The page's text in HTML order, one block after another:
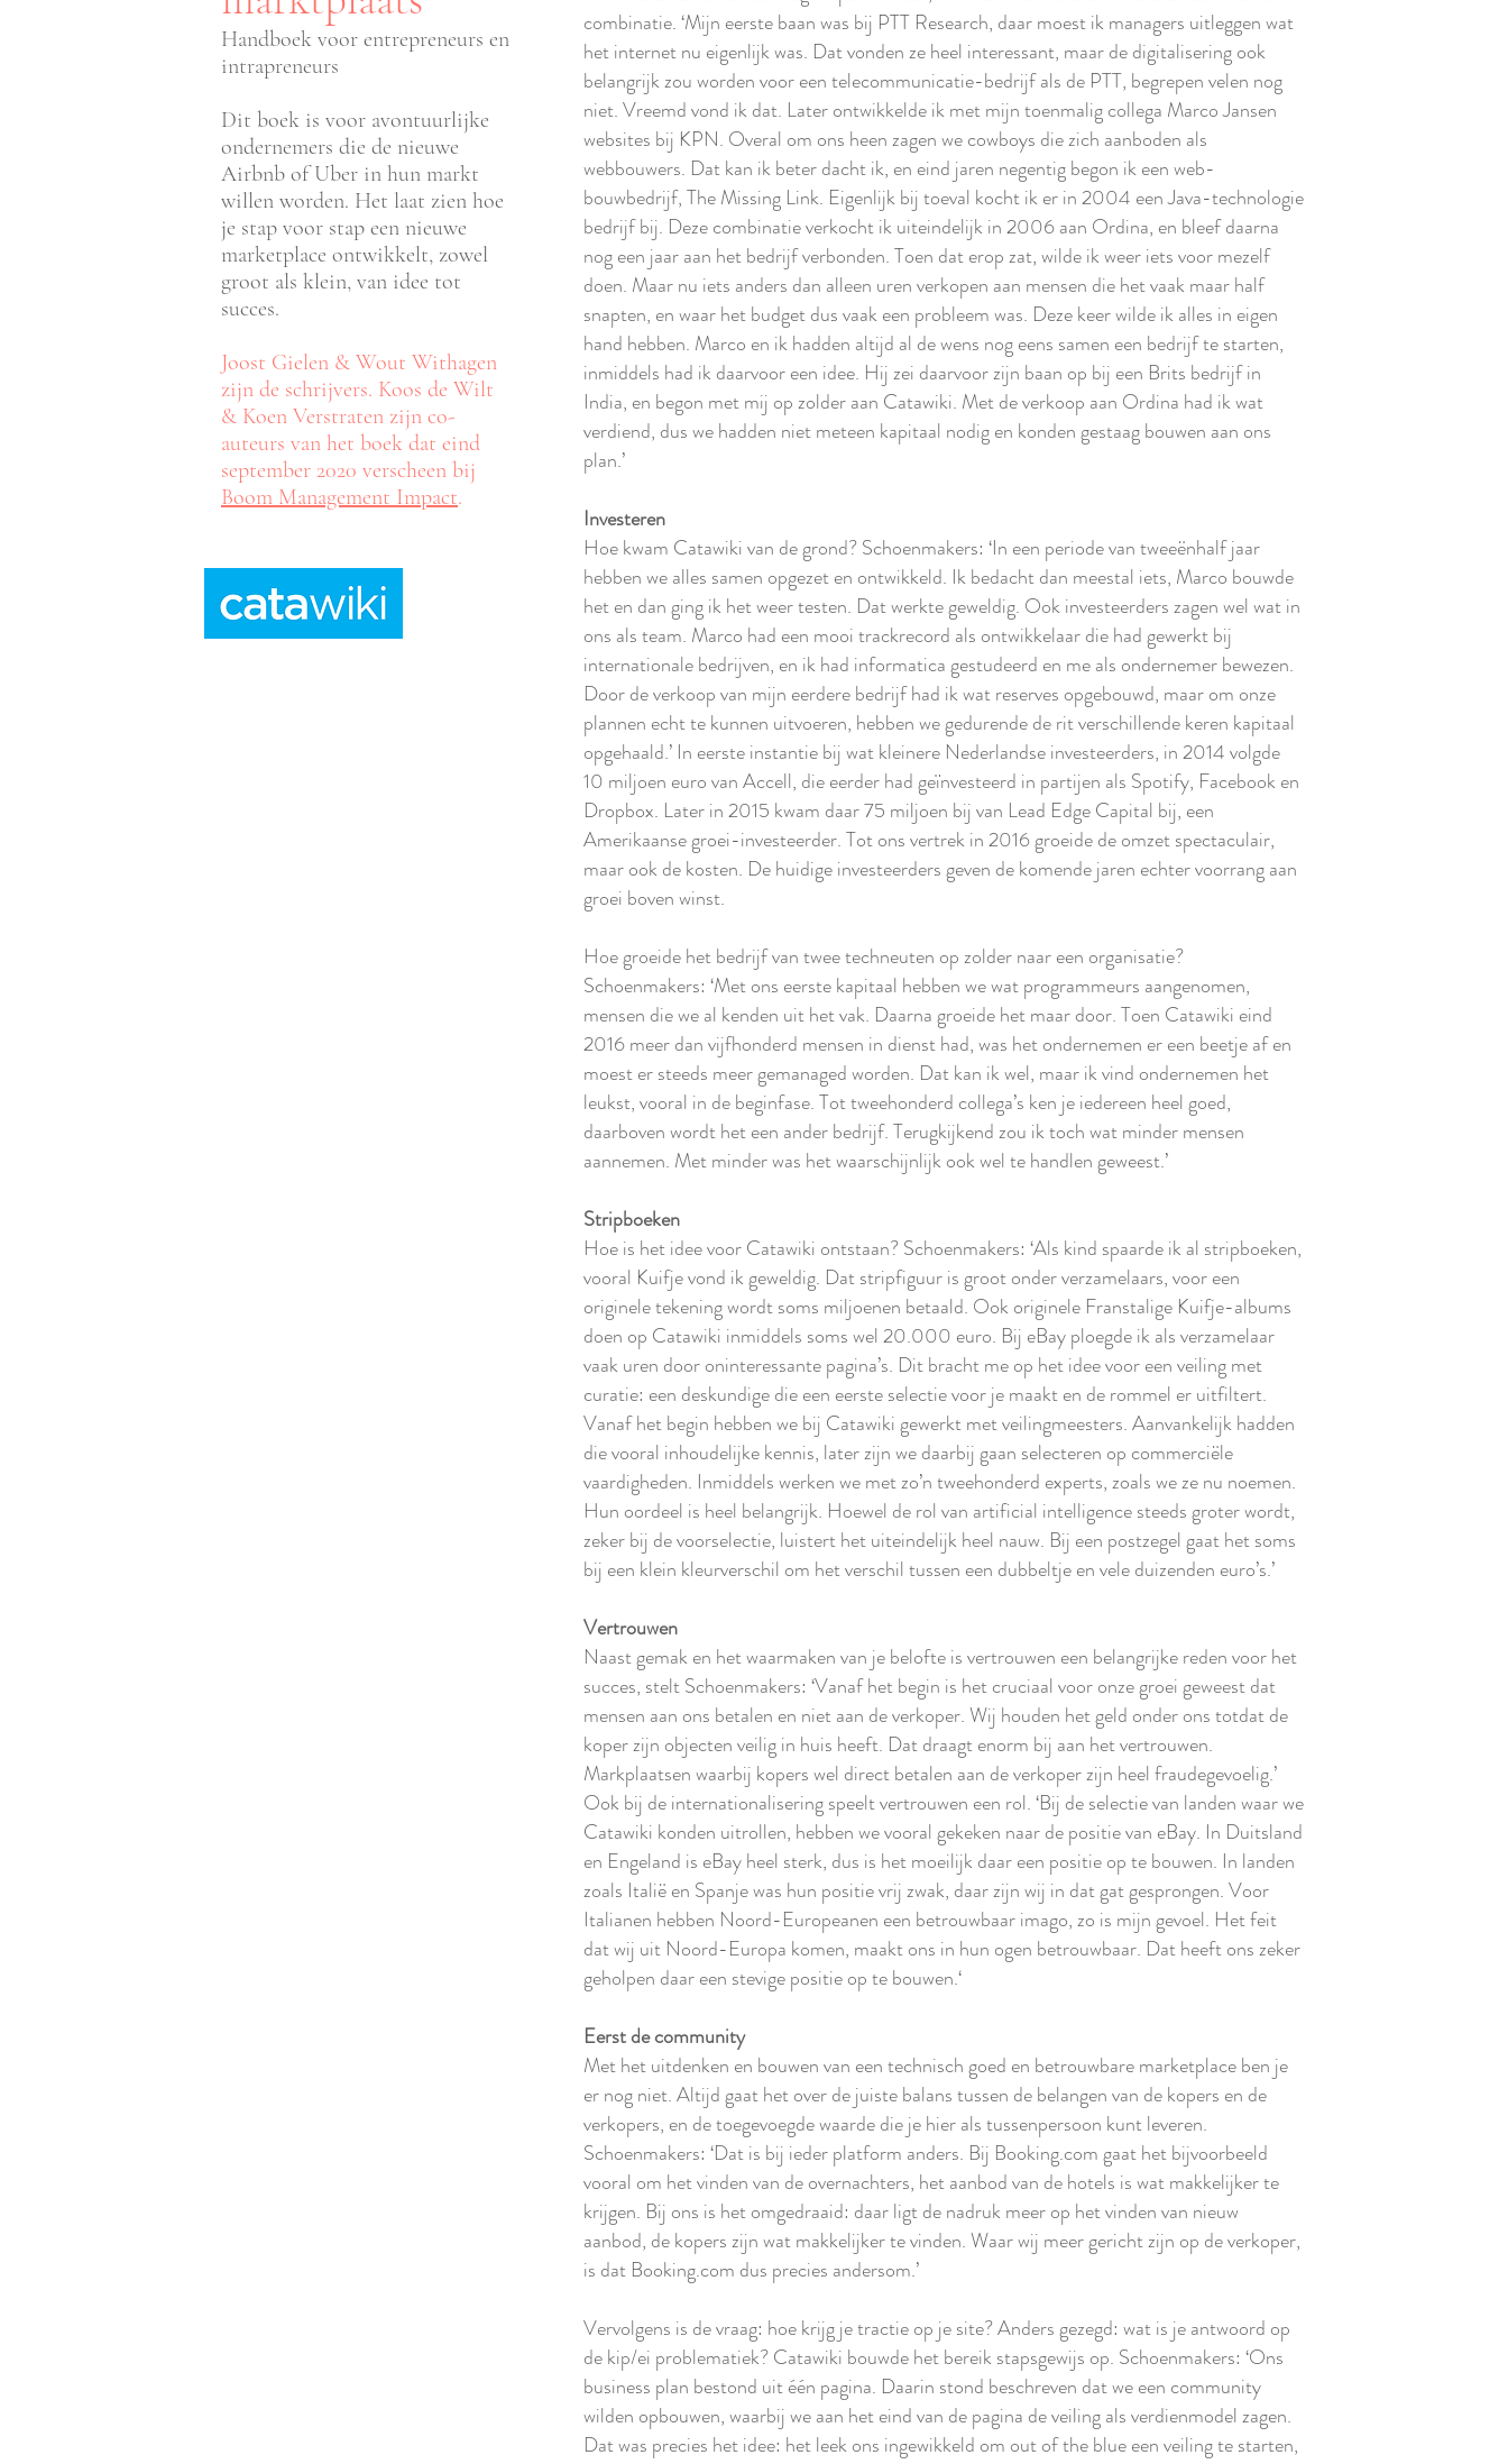
Handboek voor entrepreneurs en
intrapreneurs
Dit boek is voor avontuurlijke
ondernemers die de nieuwe
Airbnb of Uber in hun markt
willen worden. Het laat zien hoe
je stap voor stap een nieuwe
marketplace ontwikkelt, zowel
groot als klein, van idee tot
succes.
Joost Gielen & Wout Withagen
zijn de schrijvers. Koos de Wilt
& Koen Verstraten zijn co-
auteurs van het boek dat eind
september 2020 verscheen bij
Boom Management Impact.
combinatie. ‘Mijn eerste baan was bij PTT Research, daar moest ik managers uitleggen wat
het internet nu eigenlijk was. Dat vonden ze heel interessant, maar de digitalisering ook
belangrijk zou worden voor een telecommunicatie-bedrijf als de PTT, begrepen velen nog
niet. Vreemd vond ik dat. Later ontwikkelde ik met mijn toenmalig collega Marco Jansen
websites bij KPN. Overal om ons heen zagen we cowboys die zich aanboden als
webbouwers. Dat kan ik beter dacht ik, en eind jaren negentig begon ik een web-
bouwbedrijf, The Missing Link. Eigenlijk bij toeval kocht ik er in 2004 een Java-technologie
bedrijf bij. Deze combinatie verkocht ik uiteindelijk in 2006 aan Ordina, en bleef daarna
nog een jaar aan het bedrijf verbonden. Toen dat erop zat, wilde ik weer iets voor mezelf
doen. Maar nu iets anders dan alleen uren verkopen aan mensen die het vaak maar half
snapten, en waar het budget dus vaak een probleem was. Deze keer wilde ik alles in eigen
hand hebben. Marco en ik hadden altijd al de wens nog eens samen een bedrijf te starten,
inmiddels had ik daarvoor een idee. Hij zei daarvoor zijn baan op bij een Brits bedrijf in
India, en begon met mij op zolder aan Catawiki. Met de verkoop aan Ordina had ik wat
verdiend, dus we hadden niet meteen kapitaal nodig en konden gestaag bouwen aan ons
plan.’
Investeren
Hoe kwam Catawiki van de grond? Schoenmakers: ‘In een periode van tweeënhalf jaar
hebben we alles samen opgezet en ontwikkeld. Ik bedacht dan meestal iets, Marco bouwde
het en dan ging ik het weer testen. Dat werkte geweldig. Ook investeerders zagen wel wat in
ons als team. Marco had een mooi trackrecord als ontwikkelaar die had gewerkt bij
internationale bedrijven, en ik had informatica gestudeerd en me als ondernemer bewezen.
Door de verkoop van mijn eerdere bedrijf had ik wat reserves opgebouwd, maar om onze
plannen echt te kunnen uitvoeren, hebben we gedurende de rit verschillende keren kapitaal
opgehaald.’ In eerste instantie bij wat kleinere Nederlandse investeerders, in 2014 volgde
10 miljoen euro van Accell, die eerder had geïnvesteerd in partijen als Spotify, Facebook en
Dropbox. Later in 2015 kwam daar 75 miljoen bij van Lead Edge Capital bij, een
Amerikaanse groei-investeerder. Tot ons vertrek in 2016 groeide de omzet spectaculair,
maar ook de kosten. De huidige investeerders geven de komende jaren echter voorrang aan
groei boven winst.
Hoe groeide het bedrijf van twee techneuten op zolder naar een organisatie?
Schoenmakers: ‘Met ons eerste kapitaal hebben we wat programmeurs aangenomen,
mensen die we al kenden uit het vak. Daarna groeide het maar door. Toen Catawiki eind
2016 meer dan vijfhonderd mensen in dienst had, was het ondernemen er een beetje af en
moest er steeds meer gemanaged worden. Dat kan ik wel, maar ik vind ondernemen het
leukst, vooral in de beginfase. Tot tweehonderd collega’s ken je iedereen heel goed,
daarboven wordt het een ander bedrijf. Terugkijkend zou ik toch wat minder mensen
aannemen. Met minder was het waarschijnlijk ook wel te handlen geweest.’
Stripboeken
Hoe is het idee voor Catawiki ontstaan? Schoenmakers: ‘Als kind spaarde ik al stripboeken,
vooral Kuifje vond ik geweldig. Dat stripfiguur is groot onder verzamelaars, voor een
originele tekening wordt soms miljoenen betaald. Ook originele Franstalige Kuifje-albums
doen op Catawiki inmiddels soms wel 20.000 euro. Bij eBay ploegde ik als verzamelaar
vaak uren door oninteressante pagina’s. Dit bracht me op het idee voor een veiling met
curatie: een deskundige die een eerste selectie voor je maakt en de rommel er uitfiltert.
Vanaf het begin hebben we bij Catawiki gewerkt met veilingmeesters. Aanvankelijk hadden
die vooral inhoudelijke kennis, later zijn we daarbij gaan selecteren op commerciële
vaardigheden. Inmiddels werken we met zo’n tweehonderd experts, zoals we ze nu noemen.
Hun oordeel is heel belangrijk. Hoewel de rol van artificial intelligence steeds groter wordt,
zeker bij de voorselectie, luistert het uiteindelijk heel nauw. Bij een postzegel gaat het soms
bij een klein kleurverschil om het verschil tussen een dubbeltje en vele duizenden euro’s.’
Vertrouwen
Naast gemak en het waarmaken van je belofte is vertrouwen een belangrijke reden voor het
succes, stelt Schoenmakers: ‘Vanaf het begin is het cruciaal voor onze groei geweest dat
mensen aan ons betalen en niet aan de verkoper. Wij houden het geld onder ons totdat de
koper zijn objecten veilig in huis heeft. Dat draagt enorm bij aan het vertrouwen.
Markplaatsen waarbij kopers wel direct betalen aan de verkoper zijn heel fraudegevoelig.’
Ook bij de internationalisering speelt vertrouwen een rol. ‘Bij de selectie van landen waar we
Catawiki konden uitrollen, hebben we vooral gekeken naar de positie van eBay. In Duitsland
en Engeland is eBay heel sterk, dus is het moeilijk daar een positie op te bouwen. In landen
zoals Italië en Spanje was hun positie vrij zwak, daar zijn wij in dat gat gesprongen. Voor
Italianen hebben Noord-Europeanen een betrouwbaar imago, zo is mijn gevoel. Het feit
dat wij uit Noord-Europa komen, maakt ons in hun ogen betrouwbaar. Dat heeft ons zeker
geholpen daar een stevige positie op te bouwen.‘
Eerst de community
Met het uitdenken en bouwen van een technisch goed en betrouwbare marketplace ben je
er nog niet. Altijd gaat het over de juiste balans tussen de belangen van de kopers en de
verkopers, en de toegevoegde waarde die je hier als tussenpersoon kunt leveren.
Schoenmakers: ‘Dat is bij ieder platform anders. Bij Booking.com gaat het bijvoorbeeld
vooral om het vinden van de overnachters, het aanbod van de hotels is wat makkelijker te
krijgen. Bij ons is het omgedraaid: daar ligt de nadruk meer op het vinden van nieuw
aanbod, de kopers zijn wat makkelijker te vinden. Waar wij meer gericht zijn op de verkoper,
is dat Booking.com dus precies andersom.’
Vervolgens is de vraag: hoe krijg je tractie op je site? Anders gezegd: wat is je antwoord op
de kip/ei problematiek? Catawiki bouwde het bereik stapsgewijs op. Schoenmakers: ‘Ons
business plan bestond uit één pagina. Daarin stond beschreven dat we een community
wilden opbouwen, waarbij we aan het eind van de pagina de veiling als verdienmodel zagen.
Dat was precies het idee: het leek ons ingewikkeld om out of the blue een veiling te starten,